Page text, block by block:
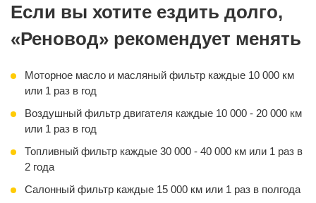
— ROSNEFT Magnum Ultratec
Фильтр масляный
Если вы хотите ездить долго,
«Реновод» рекомендует менять
Моторное масло и масляный фильтр каждые 10 000 км
или 1 раз в год
Воздушный фильтр двигателя каждые 10 000 - 20 000 км
или 1 раз в год
Топливный фильтр каждые 30 000 - 40 000 км или 1 раз в
2 года
Салонный фильтр каждые 15 000 км или 1 раз в полгода